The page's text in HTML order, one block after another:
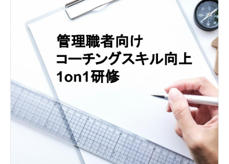
ェッショナル ・カスタマーサービス担当者 ・顧客関係管理を強化したい
経営者 ・顧客応対においてプロ意識を高めたいプロフェッショナル ・チ
ーム全体でホスピタリティ文化を築きたい組織 営業の在り方やマインド
セット、営業に対するメンタルブロックをなくすトレーニングで顧客に
「YES」をいただくことを腑に落とす、自然なコミュニケーションの中で
顧客の「YES」を引き出す提案を目指します。理念・ビジョンに一貫した
営業活動をまい進させます。 ■カリキュラム一覧 全3回のプログラムで初
回は対面式で開催します。 【1講目】ニード喚起と患者さんが本音を話し
やすいマニュアル作り ・お客様が話しやすい流れを作る商談環境の作り
方 ・お客様からよくいただく質問の分類わけと、その応え方 ・事前準備
で9割の質問に応えるスクリプトの作り方 【2講目】お客様満足→感動に
つながるフォローアップの仕組みづくり ・顧客満足の測定と向上を目指
す質問のタイミングと仕方 ・ご契約後に顧客満足を高めるコミュニケー
ション ・LTV(ライフタイムバリュー)を高める関わり方とそのポイント
【3講目】紹介の連鎖を生み出すフォローアップと提案 ・顧客満足→感動
をご紹介につなげるコミュニケーション ・ご紹介の種類と、タイプ別の